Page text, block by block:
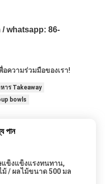
whatsapp: 86-
ความร่วมมือของเรา!
าร Takeaway
bowls
পান
ข็งแข็งแรงทนทาน,
/ ผลไม้ขนาด 500 มล